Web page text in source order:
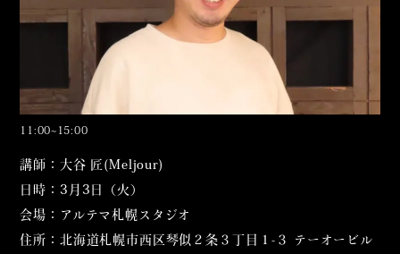
11:00~15:00
講師：大谷 匠(Meljour)
日時：3月3日（火）
会場：アルテマ札幌スタジオ
住所：北海道札幌市西区琴似２条３丁目１-３ テーオービル